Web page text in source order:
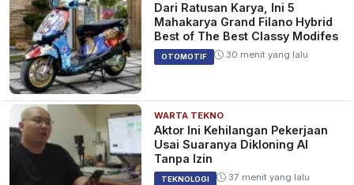
Dari Ratusan Karya, Ini 5
Mahakarya Grand Filano Hybrid
Best of The Best Classy Modifes
OTOMOTIF 30 menit yang lalu
WARTA TEKNO
Aktor Ini Kehilangan Pekerjaan
Usai Suaranya Dikloning AI
Tanpa Izin
TEKNOLOGI 37 menit yang lalu